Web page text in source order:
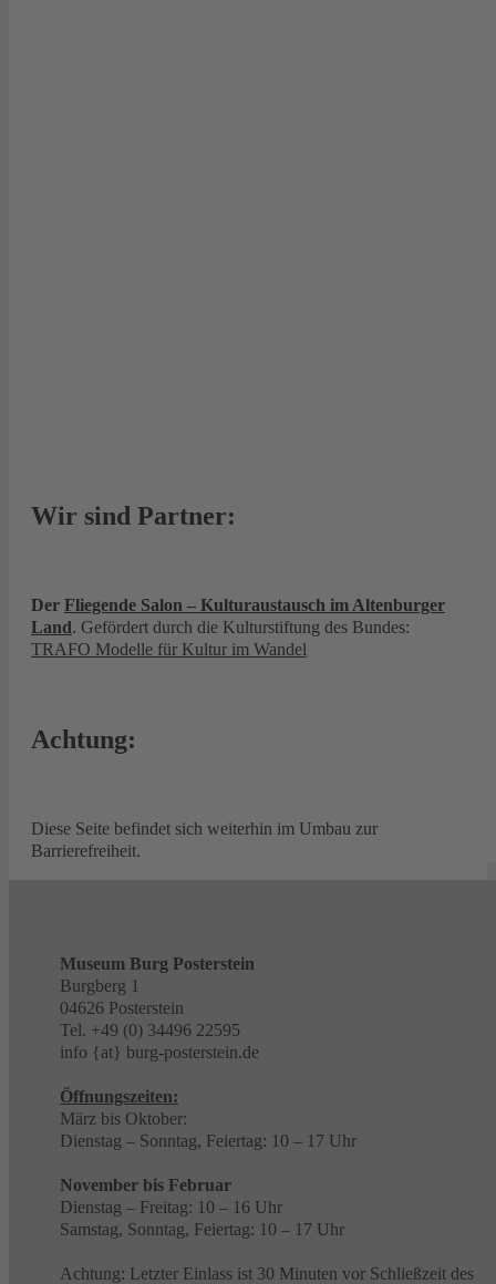
Wir sind Partner:
Der Fliegende Salon – Kulturaustausch im Altenburger
Land. Gefördert durch die Kulturstiftung des Bundes:
TRAFO Modelle für Kultur im Wandel
Achtung:
Diese Seite befindet sich weiterhin im Umbau zur
Barrierefreiheit.
Museum Burg Posterstein
Burgberg 1
04626 Posterstein
Tel. +49 (0) 34496 22595
info {at} burg-posterstein.de
Öffnungszeiten:
März bis Oktober:
Dienstag – Sonntag, Feiertag: 10 – 17 Uhr
November bis Februar
Dienstag – Freitag: 10 – 16 Uhr
Samstag, Sonntag, Feiertag: 10 – 17 Uhr
Achtung: Letzter Einlass ist 30 Minuten vor Schließzeit des